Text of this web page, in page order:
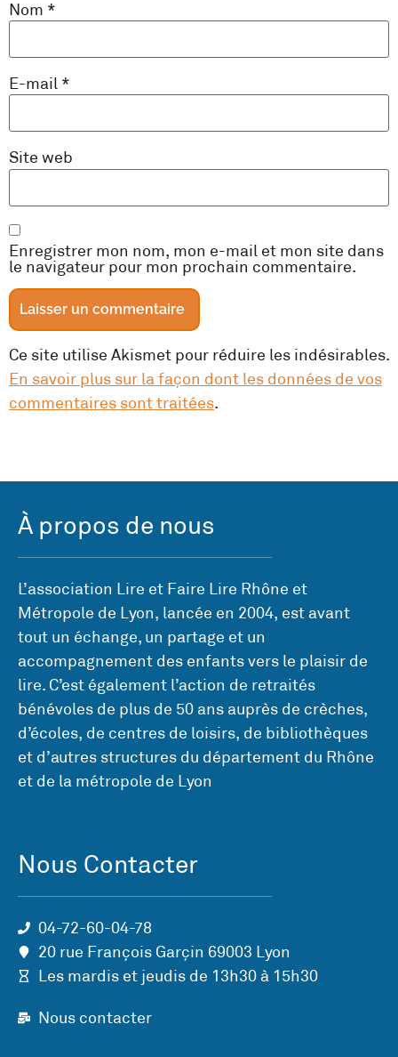
Nom *
E-mail *
Site web
Enregistrer mon nom, mon e-mail et mon site dans
le navigateur pour mon prochain commentaire.
Ce site utilise Akismet pour réduire les indésirables.
En savoir plus sur la façon dont les données de vos
commentaires sont traitées.
À propos de nous
L’association Lire et Faire Lire Rhône et
Métropole de Lyon, lancée en 2004, est avant
tout un échange, un partage et un
accompagnement des enfants vers le plaisir de
lire. C’est également l’action de retraités
bénévoles de plus de 50 ans auprès de crèches,
d’écoles, de centres de loisirs, de bibliothèques
et d’autres structures du département du Rhône
et de la métropole de Lyon
Nous Contacter
04-72-60-04-78
20 rue François Garçin 69003 Lyon
Les mardis et jeudis de 13h30 à 15h30
Nous contacter